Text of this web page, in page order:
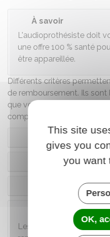
À savoir
L'audioprothésiste doit
une offre 100 % santé
être appareillée.
Différents critères
de remboursement. Ils
que vous avez ou non un
complémentaire santé
Vous avez la
Vous êtes dans
Les
accessoires
This site
gives you
you want
OK,